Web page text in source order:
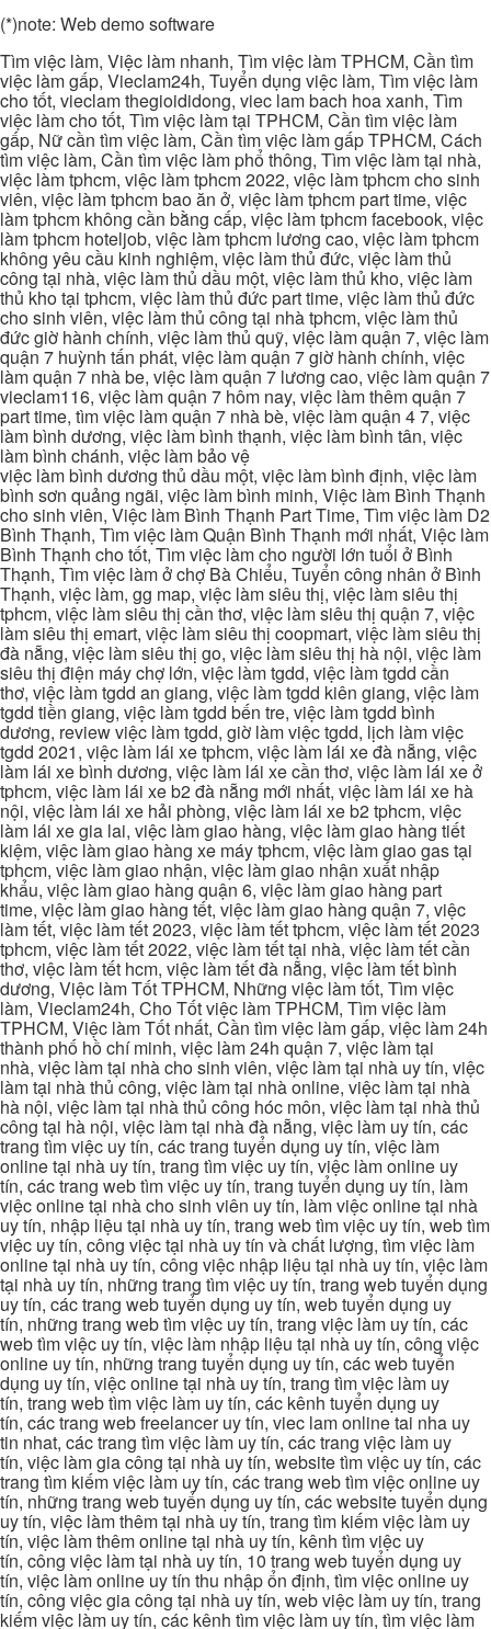
(*)note: Web demo software
Tìm việc làm, Việc làm nhanh, Tìm việc làm TPHCM, Cần tìm
việc làm gấp, Vieclam24h, Tuyển dụng việc làm, Tìm việc làm
cho tốt, vieclam thegioididong, viec lam bach hoa xanh, Tìm
việc làm cho tốt, Tìm việc làm tại TPHCM, Cần tìm việc làm
gấp, Nữ cần tìm việc làm, Cần tìm việc làm gấp TPHCM, Cách
tìm việc làm, Cần tìm việc làm phổ thông, Tìm việc làm tại nhà,
việc làm tphcm, việc làm tphcm 2022, việc làm tphcm cho sinh
viên, việc làm tphcm bao ăn ở, việc làm tphcm part time, việc
làm tphcm không cần bằng cấp, việc làm tphcm facebook, việc
làm tphcm hoteljob, việc làm tphcm lương cao, việc làm tphcm
không yêu cầu kinh nghiệm, việc làm thủ đức, việc làm thủ
công tại nhà, việc làm thủ dầu một, việc làm thủ kho, việc làm
thủ kho tại tphcm, việc làm thủ đức part time, việc làm thủ đức
cho sinh viên, việc làm thủ công tại nhà tphcm, việc làm thủ
đức giờ hành chính, việc làm thủ quỹ, việc làm quận 7, việc làm
quận 7 huỳnh tấn phát, việc làm quận 7 giờ hành chính, việc
làm quận 7 nhà be, việc làm quận 7 lương cao, việc làm quận 7
vieclam116, việc làm quận 7 hôm nay, việc làm thêm quận 7
part time, tìm việc làm quận 7 nhà bè, việc làm quận 4 7, việc
làm bình dương, việc làm bình thạnh, việc làm bình tân, việc
làm bình chánh, việc làm bảo vệ
việc làm bình dương thủ dầu một, việc làm bình định, việc làm
bình sơn quảng ngãi, việc làm bình minh, Việc làm Bình Thạnh
cho sinh viên, Việc làm Bình Thạnh Part Time, Tìm việc làm D2
Bình Thạnh, Tìm việc làm Quận Bình Thạnh mới nhất, Việc làm
Bình Thạnh cho tốt, Tìm việc làm cho người lớn tuổi ở Bình
Thạnh, Tìm việc làm ở chợ Bà Chiểu, Tuyển công nhân ở Bình
Thạnh, việc làm, gg map, việc làm siêu thị, việc làm siêu thị
tphcm, việc làm siêu thị cần thơ, việc làm siêu thị quận 7, việc
làm siêu thị emart, việc làm siêu thị coopmart, việc làm siêu thị
đà nẵng, việc làm siêu thị go, việc làm siêu thị hà nội, việc làm
siêu thị điện máy chợ lớn, việc làm tgdd, việc làm tgdd cần
thơ, việc làm tgdd an giang, việc làm tgdd kiên giang, việc làm
tgdd tiền giang, việc làm tgdd bến tre, việc làm tgdd bình
dương, review việc làm tgdd, giờ làm việc tgdd, lịch làm việc
tgdd 2021, việc làm lái xe tphcm, việc làm lái xe đà nẵng, việc
làm lái xe bình dương, việc làm lái xe cần thơ, việc làm lái xe ở
tphcm, việc làm lái xe b2 đà nẵng mới nhất, việc làm lái xe hà
nội, việc làm lái xe hải phòng, việc làm lái xe b2 tphcm, việc
làm lái xe gia lai, việc làm giao hàng, việc làm giao hàng tiết
kiệm, việc làm giao hàng xe máy tphcm, việc làm giao gas tại
tphcm, việc làm giao nhận, việc làm giao nhận xuất nhập
khẩu, việc làm giao hàng quận 6, việc làm giao hàng part
time, việc làm giao hàng tết, việc làm giao hàng quận 7, việc
làm tết, việc làm tết 2023, việc làm tết tphcm, việc làm tết 2023
tphcm, việc làm tết 2022, việc làm tết tại nhà, việc làm tết cần
thơ, việc làm tết hcm, việc làm tết đà nẵng, việc làm tết bình
dương, Việc làm Tốt TPHCM, Những việc làm tốt, Tìm việc
làm, Vieclam24h, Cho Tốt việc làm TPHCM, Tìm việc làm
TPHCM, Việc làm Tốt nhất, Cần tìm việc làm gấp, việc làm 24h
thành phố hồ chí minh, việc làm 24h quận 7, việc làm tại
nhà, việc làm tại nhà cho sinh viên, việc làm tại nhà uy tín, việc
làm tại nhà thủ công, việc làm tại nhà online, việc làm tại nhà
hà nội, việc làm tại nhà thủ công hóc môn, việc làm tại nhà thủ
công tại hà nội, việc làm tại nhà đà nẵng, việc làm uy tín, các
trang tìm việc uy tín, các trang tuyển dụng uy tín, việc làm
online tại nhà uy tín, trang tìm việc uy tín, việc làm online uy
tín, các trang web tìm việc uy tín, trang tuyển dụng uy tín, làm
việc online tại nhà cho sinh viên uy tín, làm việc online tại nhà
uy tín, nhập liệu tại nhà uy tín, trang web tìm việc uy tín, web tìm
việc uy tín, công việc tại nhà uy tín và chất lượng, tìm việc làm
online tại nhà uy tín, công việc nhập liệu tại nhà uy tín, việc làm
tại nhà uy tín, những trang tìm việc uy tín, trang web tuyển dụng
uy tín, các trang web tuyển dụng uy tín, web tuyển dụng uy
tín, những trang web tìm việc uy tín, trang việc làm uy tín, các
web tìm việc uy tín, việc làm nhập liệu tại nhà uy tín, công việc
online uy tín, những trang tuyển dụng uy tín, các web tuyển
dụng uy tín, việc online tại nhà uy tín, trang tìm việc làm uy
tín, trang web tìm việc làm uy tín, các kênh tuyển dụng uy
tín, các trang web freelancer uy tín, viec lam online tai nha uy
tin nhat, các trang tìm việc làm uy tín, các trang việc làm uy
tín, việc làm gia công tại nhà uy tín, website tìm việc uy tín, các
trang tìm kiếm việc làm uy tín, các trang web tìm việc online uy
tín, những trang web tuyển dụng uy tín, các website tuyển dụng
uy tín, việc làm thêm tại nhà uy tín, trang tìm kiếm việc làm uy
tín, việc làm thêm online tại nhà uy tín, kênh tìm việc uy
tín, công việc làm tại nhà uy tín, 10 trang web tuyển dụng uy
tín, việc làm online uy tín thu nhập ổn định, tìm việc online uy
tín, công việc gia công tại nhà uy tín, web việc làm uy tín, trang
kiếm việc làm uy tín, các kênh tìm việc làm uy tín, tìm việc làm